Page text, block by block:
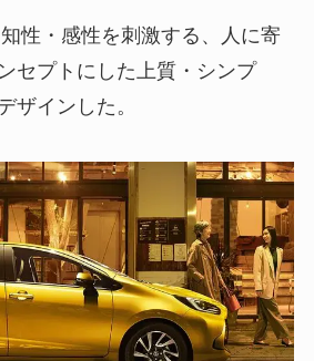
性・感性を刺激する、人に寄
セプトにした上質・シンプ
ザインした。